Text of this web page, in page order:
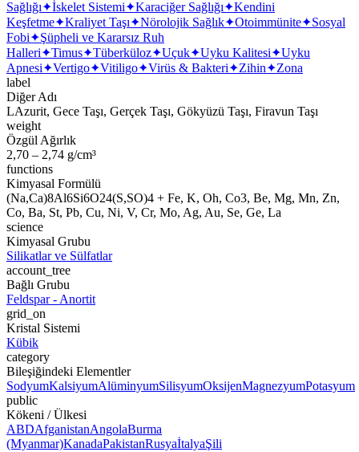
Sağlığı✦İskelet Sistemi✦Karaciğer Sağlığı✦Kendini
Keşfetme✦Kraliyet Taşı✦Nörolojik Sağlık✦Otoimmünite✦Sosyal
Fobi✦Şüpheli ve Kararsız Ruh
Halleri✦Timus✦Tüberküloz✦Uçuk✦Uyku Kalitesi✦Uyku
Apnesi✦Vertigo✦Vitiligo✦Virüs & Bakteri✦Zihin✦Zona
label
Diğer Adı
LAzurit, Gece Taşı, Gerçek Taşı, Gökyüzü Taşı, Firavun Taşı
weight
Özgül Ağırlık
2,70 – 2,74 g/cm³
functions
Kimyasal Formülü
(Na,Ca)8Al6Si6O24(S,SO)4 + Fe, K, Oh, Co3, Be, Mg, Mn, Zn,
Co, Ba, St, Pb, Cu, Ni, V, Cr, Mo, Ag, Au, Se, Ge, La
science
Kimyasal Grubu
Silikatlar ve Sülfatlar
account_tree
Bağlı Grubu
Feldspar - Anortit
grid_on
Kristal Sistemi
Kübik
category
Bileşiğindeki Elementler
SodyumKalsiyumAlüminyumSilisyumOksijenMagnezyumPotasyum
public
Kökeni / Ülkesi
ABDAfganistanAngolaBurma
(Myanmar)KanadaPakistanRusyaİtalyaŞili